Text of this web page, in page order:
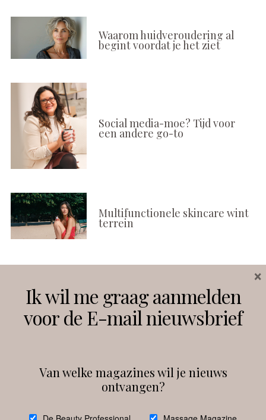
Waarom huidveroudering al
begint voordat je het ziet
Social media-moe? Tijd voor
een andere go-to
Multifunctionele skincare wint
terrein
Instagram Facebook
debeautyprofessional
Ik wil me graag aanmelden
voor de E-mail nieuwsbrief
Van welke magazines wil je nieuws
ontvangen?
×